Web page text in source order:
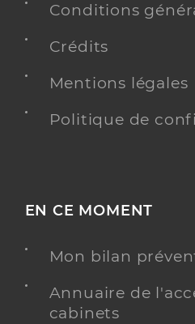
Conditions
Crédits
Mentions légales
Politique de
EN CE MOMENT
Mon bilan
Annuaire de
cabinets